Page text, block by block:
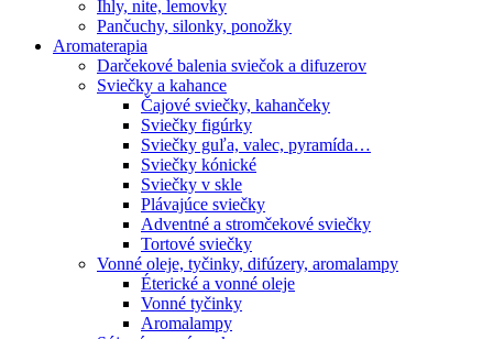
Ihly, nite, lemovky
Pančuchy, silonky, ponožky
Aromaterapia
Darčekové balenia sviečok a difuzerov
Sviečky a kahance
Čajové sviečky, kahančeky
Sviečky figúrky
Sviečky guľa, valec, pyramída…
Sviečky kónické
Sviečky v skle
Plávajúce sviečky
Adventné a stromčekové sviečky
Tortové sviečky
Vonné oleje, tyčinky, difúzery, aromalampy
Éterické a vonné oleje
Vonné tyčinky
Aromalampy